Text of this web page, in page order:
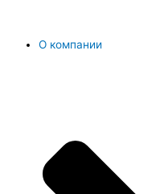
О компании